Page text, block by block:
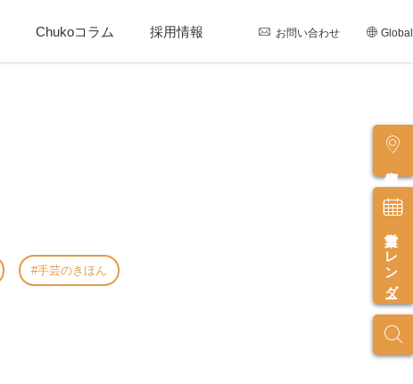
Chukoコラム 採用情報 お問い合わせ Global
営業カレンダー
手芸のきほん